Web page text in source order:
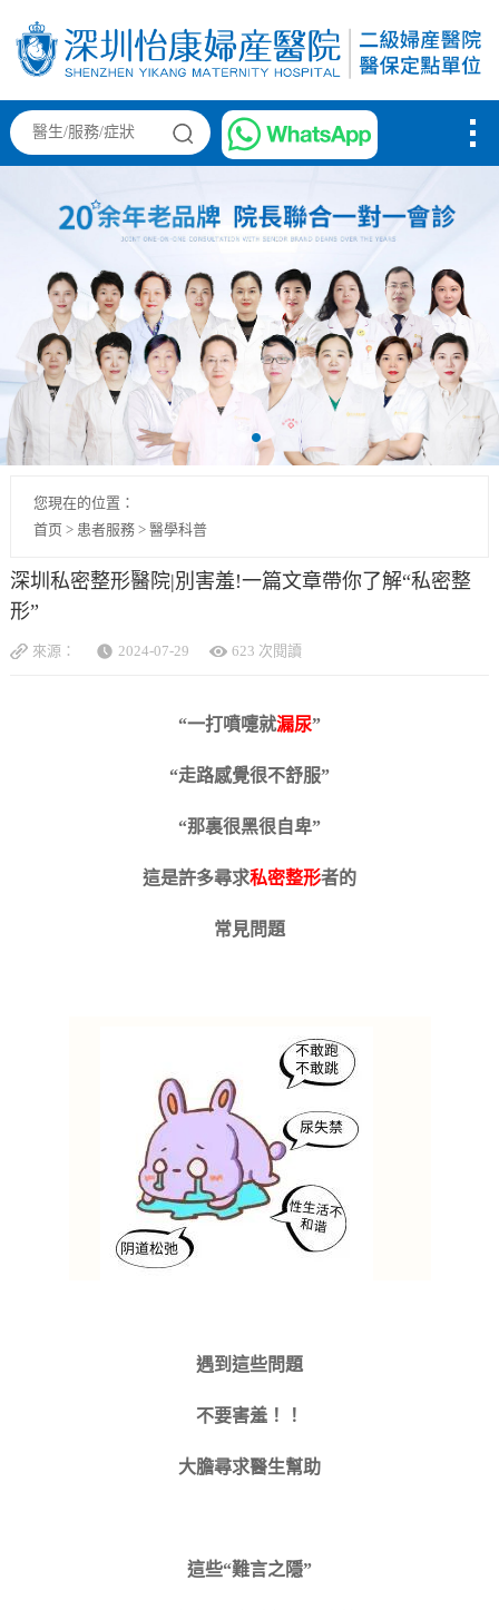
您現在的位置：
首页 > 患者服務> 醫學科普
深圳私密整形醫院|別害羞!一篇文章帶你了解“私密整
形”
來源： 2024-07-29 623 次閱讀
“一打噴嚏就漏尿”
“走路感覺很不舒服”
“那裏很黑很自卑”
這是許多尋求私密整形者的
常見問題
遇到這些問題
不要害羞！！
大膽尋求醫生幫助
這些“難言之隱”